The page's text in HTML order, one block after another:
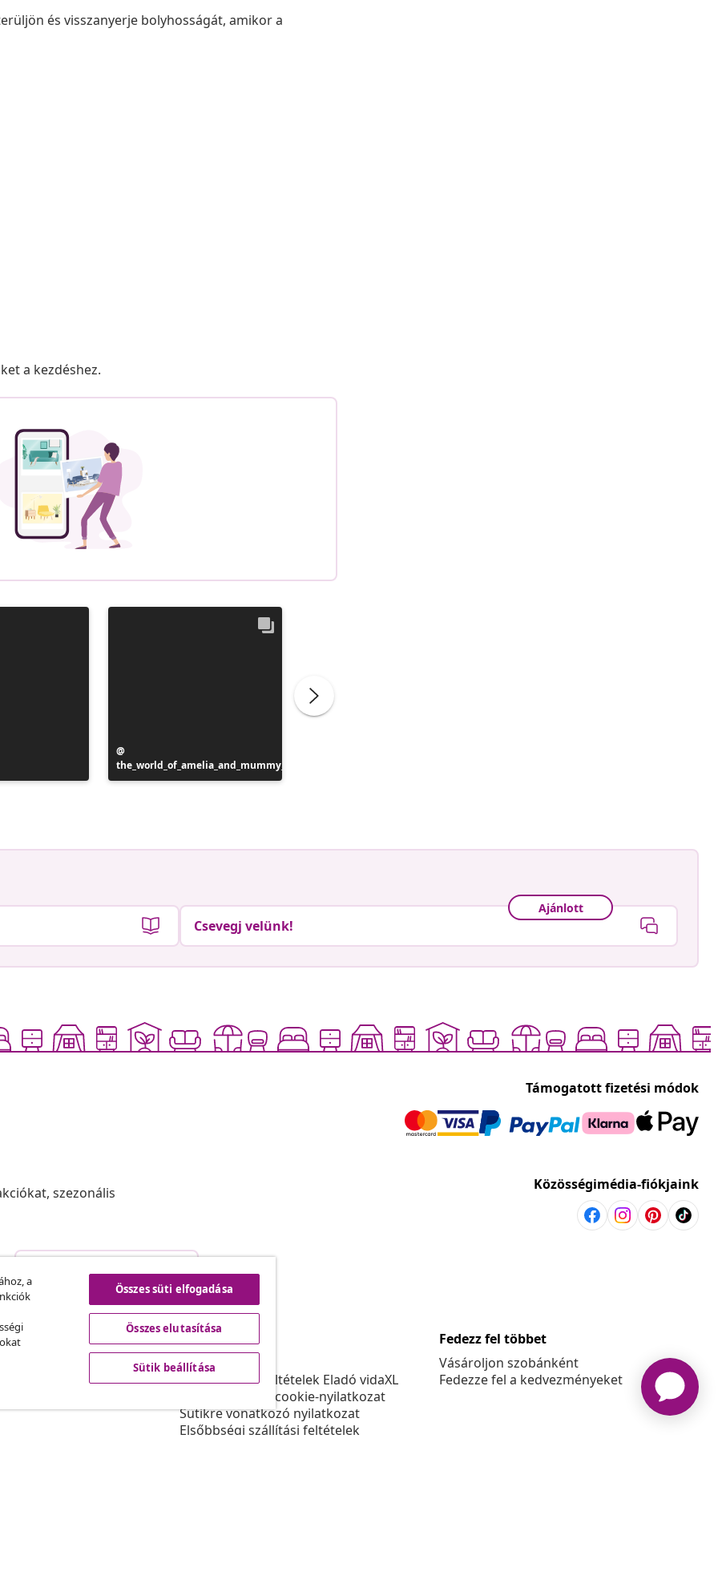
és visszanyerje bolyhosságát, amikor a
a kezdéshez.
közzétevője
the_world_of_amelia_and_mummy_
Ajánlott
Csevegj velünk!
Támogatott fizetési módok
szezonális
Közösségimédia-fiókjaink
Szerződéstől való elállás
vidaXL
A vidaXL-ről
Felhasználási feltételek Eladó vidaXL
Adatvédelmi és cookie-nyilatkozat
Sütikre vonatkozó nyilatkozat
Elsőbbségi szállítási feltételek
Fedezz fel többet
Vásároljon szobánként
Fedezze fel a kedvezményeket
a
Összes süti elfogadása
Összes elutasítása
Sütik beállítása